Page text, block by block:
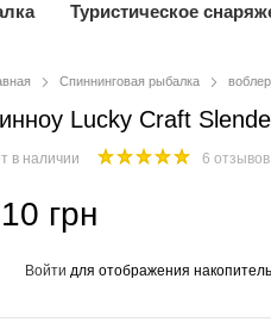
Туристическое
Спиннинговая рыбалка
Lucky Craft
в наличии 6 отзывов
грн
Войти для отображения